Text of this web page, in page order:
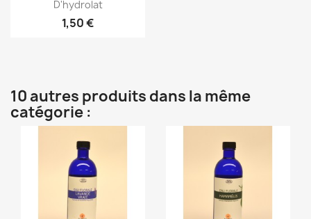
D'hydrolat
1,50 €
10 autres produits dans la même
catégorie :